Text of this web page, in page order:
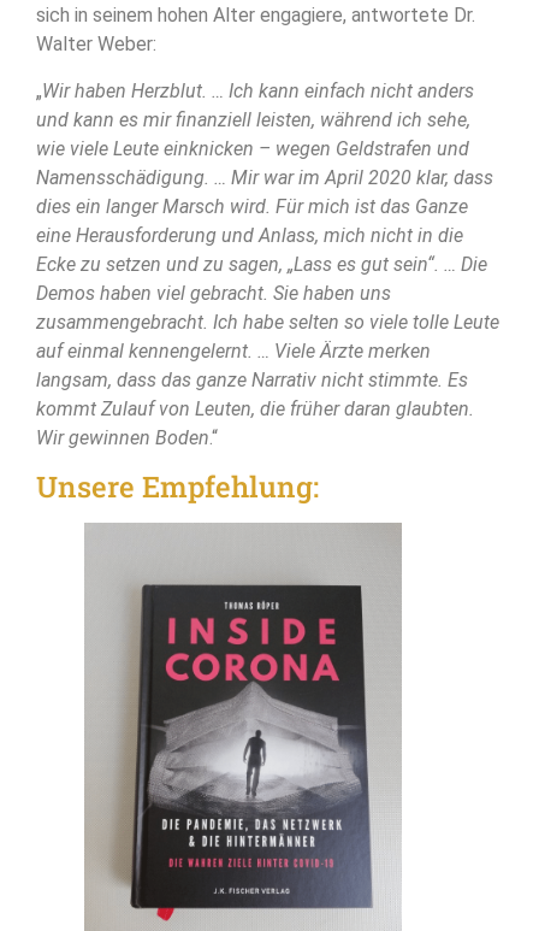
sich in seinem hohen Alter engagiere, antwortete Dr.
Walter Weber:
„Wir haben Herzblut. … Ich kann einfach nicht anders
und kann es mir finanziell leisten, während ich sehe,
wie viele Leute einknicken – wegen Geldstrafen und
Namensschädigung. … Mir war im April 2020 klar, dass
dies ein langer Marsch wird. Für mich ist das Ganze
eine Herausforderung und Anlass, mich nicht in die
Ecke zu setzen und zu sagen, „Lass es gut sein“. … Die
Demos haben viel gebracht. Sie haben uns
zusammengebracht. Ich habe selten so viele tolle Leute
auf einmal kennengelernt. … Viele Ärzte merken
langsam, dass das ganze Narrativ nicht stimmte. Es
kommt Zulauf von Leuten, die früher daran glaubten.
Wir gewinnen Boden.“
Unsere Empfehlung: